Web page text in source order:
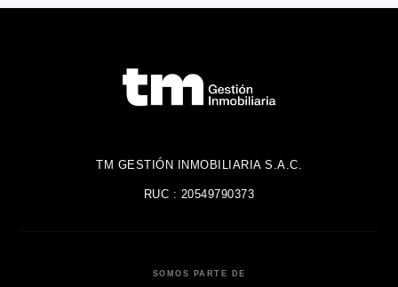
TM GESTIÓN INMOBILIARIA S.A.C.
RUC : 20549790373
SOMOS PARTE DE